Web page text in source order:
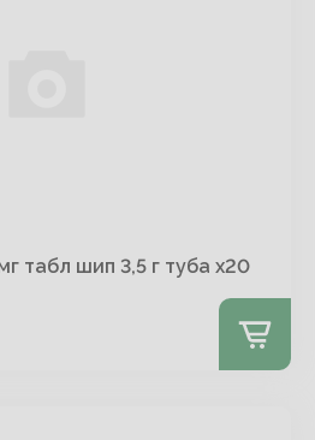
табл шип 3,5 г туба х20